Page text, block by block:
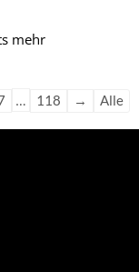
mehr
… 118 → Alle